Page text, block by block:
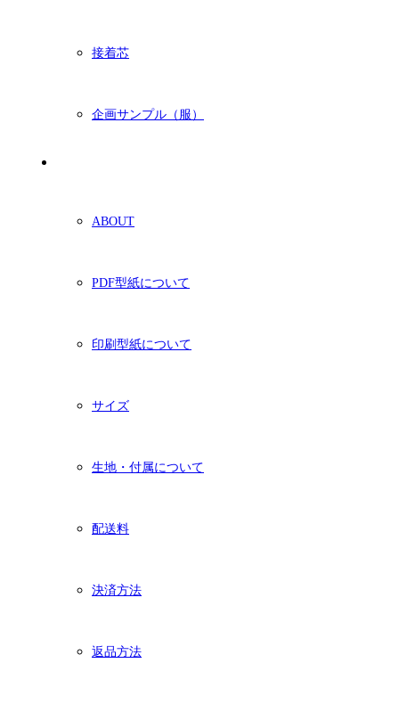
接着芯
企画サンプル（服）
ABOUT
PDF型紙について
印刷型紙について
サイズ
生地・付属について
配送料
決済方法
返品方法